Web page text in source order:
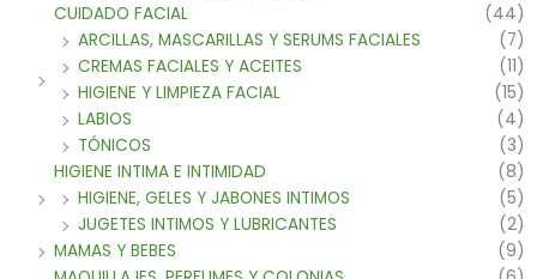
CUIDADO FACIAL
(44)
ARCILLAS, MASCARILLAS Y SERUMS FACIALES
(7)
CREMAS FACIALES Y ACEITES
(11)
HIGIENE Y LIMPIEZA FACIAL
(15)
LABIOS
(4)
TÓNICOS
(3)
HIGIENE INTIMA E INTIMIDAD
(8)
HIGIENE, GELES Y JABONES INTIMOS
(5)
JUGETES INTIMOS Y LUBRICANTES
(2)
MAMAS Y BEBES
(9)